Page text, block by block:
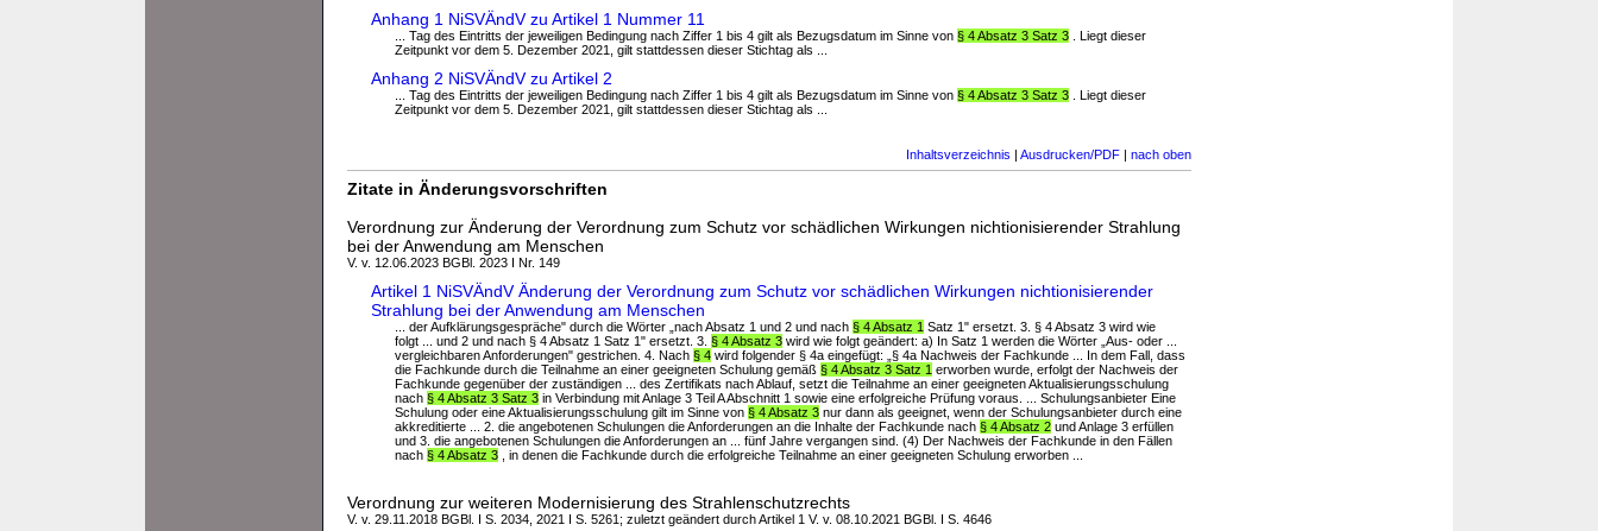
Anhang 1 NiSVÄndV zu Artikel 1 Nummer 11
... Tag des Eintritts der jeweiligen Bedingung nach Ziffer 1 bis 4 gilt als Bezugsdatum im Sinne von § 4 Absatz 3 Satz 3 . Liegt dieser
Zeitpunkt vor dem 5. Dezember 2021, gilt stattdessen dieser Stichtag als ...
Anhang 2 NiSVÄndV zu Artikel 2
... Tag des Eintritts der jeweiligen Bedingung nach Ziffer 1 bis 4 gilt als Bezugsdatum im Sinne von § 4 Absatz 3 Satz 3 . Liegt dieser
Zeitpunkt vor dem 5. Dezember 2021, gilt stattdessen dieser Stichtag als ...
Inhaltsverzeichnis | Ausdrucken/PDF | nach oben
Zitate in Änderungsvorschriften
Verordnung zur Änderung der Verordnung zum Schutz vor schädlichen Wirkungen nichtionisierender Strahlung
bei der Anwendung am Menschen
V. v. 12.06.2023 BGBl. 2023 I Nr. 149
Artikel 1 NiSVÄndV Änderung der Verordnung zum Schutz vor schädlichen Wirkungen nichtionisierender
Strahlung bei der Anwendung am Menschen
... der Aufklärungsgespräche" durch die Wörter „nach Absatz 1 und 2 und nach § 4 Absatz 1 Satz 1" ersetzt. 3. § 4 Absatz 3 wird wie
folgt ... und 2 und nach § 4 Absatz 1 Satz 1" ersetzt. 3. § 4 Absatz 3 wird wie folgt geändert: a) In Satz 1 werden die Wörter „Aus- oder ...
vergleichbaren Anforderungen" gestrichen. 4. Nach § 4 wird folgender § 4a eingefügt: „§ 4a Nachweis der Fachkunde ... In dem Fall, dass
die Fachkunde durch die Teilnahme an einer geeigneten Schulung gemäß § 4 Absatz 3 Satz 1 erworben wurde, erfolgt der Nachweis der
Fachkunde gegenüber der zuständigen ... des Zertifikats nach Ablauf, setzt die Teilnahme an einer geeigneten Aktualisierungsschulung
nach § 4 Absatz 3 Satz 3 in Verbindung mit Anlage 3 Teil A Abschnitt 1 sowie eine erfolgreiche Prüfung voraus. ... Schulungsanbieter Eine
Schulung oder eine Aktualisierungsschulung gilt im Sinne von § 4 Absatz 3 nur dann als geeignet, wenn der Schulungsanbieter durch eine
akkreditierte ... 2. die angebotenen Schulungen die Anforderungen an die Inhalte der Fachkunde nach § 4 Absatz 2 und Anlage 3 erfüllen
und 3. die angebotenen Schulungen die Anforderungen an ... fünf Jahre vergangen sind. (4) Der Nachweis der Fachkunde in den Fällen
nach § 4 Absatz 3 , in denen die Fachkunde durch die erfolgreiche Teilnahme an einer geeigneten Schulung erworben ...
Verordnung zur weiteren Modernisierung des Strahlenschutzrechts
V. v. 29.11.2018 BGBl. I S. 2034, 2021 I S. 5261; zuletzt geändert durch Artikel 1 V. v. 08.10.2021 BGBl. I S. 4646